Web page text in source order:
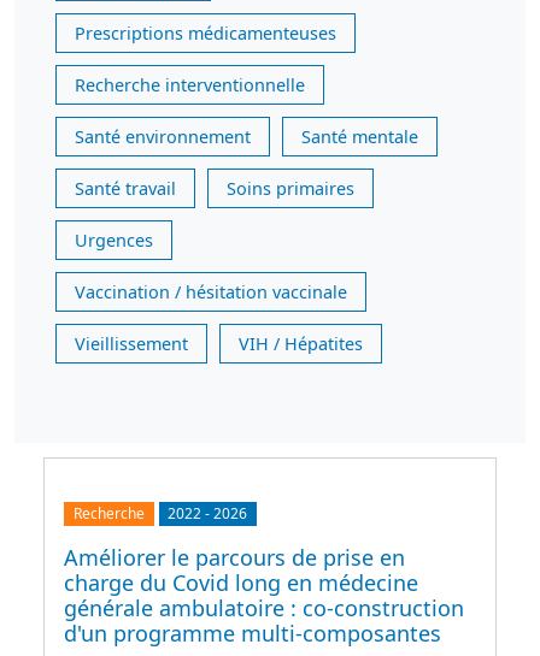
Prescriptions médicamenteuses
Recherche interventionnelle
Santé environnement Santé mentale
Santé travail Soins primaires
Urgences
Vaccination / hésitation vaccinale
Vieillissement VIH / Hépatites
Recherche 2022-2026
Améliorer le parcours de prise en
charge du Covid long en médecine
générale ambulatoire : co-construction
d'un programme multi-composantes